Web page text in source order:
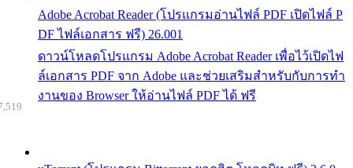
Adobe Acrobat Reader (โปรแกรมอ่านไฟล์ PDF เปิดไฟล์ P
DF ไฟล์เอกสาร ฟรี) 26.001
ดาวน์โหลดโปรแกรม Adobe Acrobat Reader เพื่อไว้เปิดไฟ
ล์เอกสาร PDF จาก Adobe และช่วยเสริมสำหรับกับการทำ
งานของ Browser ให้อ่านไฟล์ PDF ได้ ฟรี